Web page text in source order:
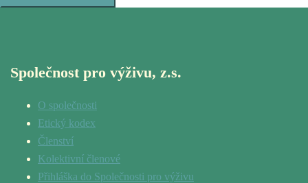
Společnost pro výživu, z.s.
O společnosti
Etický kodex
Členství
Kolektivní členové
Přihláška do Společnosti pro výživu